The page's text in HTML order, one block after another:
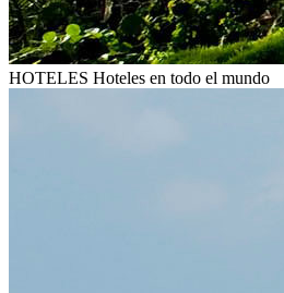
HOTELES Hoteles en todo el mundo